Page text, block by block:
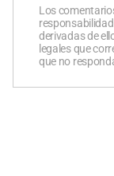
Los
derivadas de
legales que
que no